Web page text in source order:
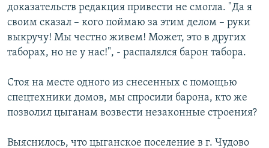
доказательств редакция привести не смогла. "Да я
своим сказал – кого поймаю за этим делом – руки
выкручу! Мы честно живем! Может, это в других
таборах, но не у нас!", - распалялся барон табора.
Стоя на месте одного из снесенных с помощью
спецтехники домов, мы спросили барона, кто же
позволил цыганам возвести незаконные строения?
Выяснилось, что цыганское поселение в г. Чудово